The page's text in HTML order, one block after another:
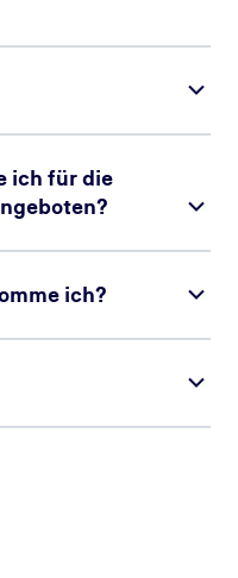
ich für die
ich?